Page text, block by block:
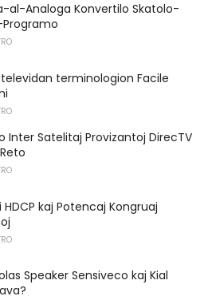
al-Analoga Konvertilo Skatolo-
terminologion Facile
Inter Satelitaj Provizantoj DirecTV
HDCP kaj Potencaj Kongruaj
Speaker Sensiveco kaj Kial